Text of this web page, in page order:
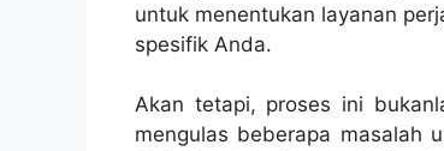
untuk menentukan layanan
spesifik Anda.
Akan tetapi, proses ini
mengulas beberapa masalah